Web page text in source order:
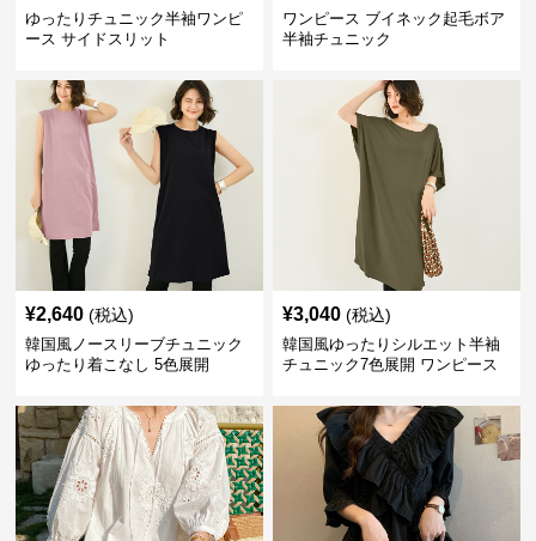
ゆったりチュニック半袖ワンピ
ース サイドスリット
ワンピース ブイネック起毛ボア
半袖チュニック
¥2,640 (税込)
韓国風ノースリーブチュニック
ゆったり着こなし 5色展開
¥3,040 (税込)
韓国風ゆったりシルエット半袖
チュニック7色展開 ワンピース